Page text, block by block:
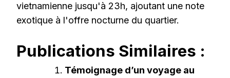
vietnamienne jusqu'à 23h, ajoutant une note
exotique à l'offre nocturne du quartier.
Publications Similaires :
Témoignage d’un voyage au